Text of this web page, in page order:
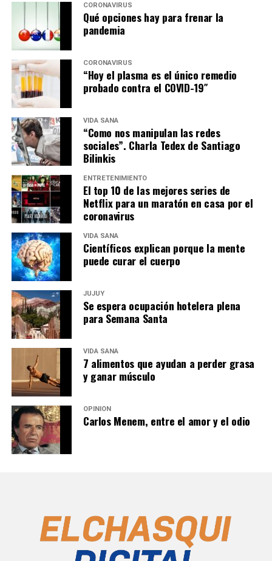
CORONAVIRUS
Qué opciones hay para frenar la
pandemia
CORONAVIRUS
“Hoy el plasma es el único remedio
probado contra el COVID-19″
VIDA SANA
“Como nos manipulan las redes
sociales”. Charla Tedex de Santiago
Bilinkis
ENTRETENIMIENTO
El top 10 de las mejores series de
Netflix para un maratón en casa por el
coronavirus
VIDA SANA
Científicos explican porque la mente
puede curar el cuerpo
JUJUY
Se espera ocupación hotelera plena
para Semana Santa
VIDA SANA
7 alimentos que ayudan a perder grasa
y ganar músculo
OPINIÓN
Carlos Menem, entre el amor y el odio